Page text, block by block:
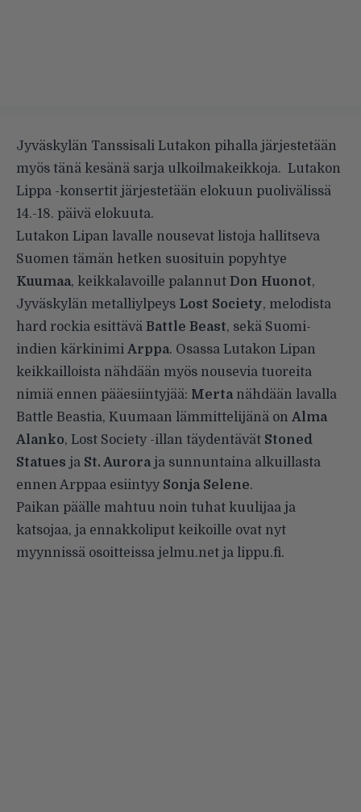
Jyväskylän Tanssisali Lutakon pihalla järjestetään
myös tänä kesänä sarja ulkoilmakeikkoja. Lutakon
Lippa -konsertit järjestetään elokuun puolivälissä
14.-18. päivä elokuuta.
Lutakon Lipan lavalle nousevat listoja hallitseva
Suomen tämän hetken suosituin popyhtye
Kuumaa, keikkalavoille palannut Don Huonot,
Jyväskylän metalliylpeys Lost Society, melodista
hard rockia esittävä Battle Beast, sekä Suomi-
indien kärkinimi Arppa. Osassa Lutakon Lipan
keikkailloista nähdään myös nousevia tuoreita
nimiä ennen pääesiintyjää: Mertanähdään lavalla
Battle Beastia, Kuumaan lämmittelijänä on Alma
Alanko, Lost Society -illan täydentävät Stoned
Statues ja St. Auroraja sunnuntaina alkuillasta
ennen Arppaa esiintyy Sonja Selene.
Paikan päälle mahtuu noin tuhat kuulijaa ja
katsojaa, ja ennakkoliput keikoille ovat nyt
myynnissä osoitteissa jelmu.net ja lippu.fi.